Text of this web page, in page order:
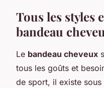
Tous les styles
bandeau
Le bandeau cheveux
tous les goûts et
de sport, il existe